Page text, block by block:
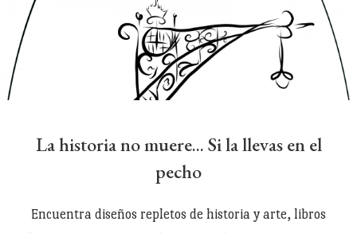
La historia no muere... Si la llevas en el
pecho
Encuentra diseños repletos de historia y arte, libros